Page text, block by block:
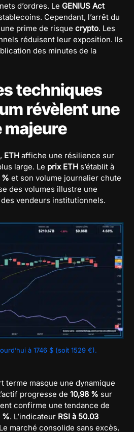
d’ordres. Le GENIUS Act
Cependant, l’arrêt du
prime de risque crypto. Les
réduisent leur exposition. Ils
des minutes de la
techniques
révèlent une
majeure
ETH affiche une résilience sur
large. Le prix ETH s’établit à
% et son volume journalier chute
des volumes illustre une
vendeurs institutionnels.
à 1746 $ (soit 1529 €).
terme masque une dynamique
progresse de 10,98 % sur
confirme une tendance de
%. L’indicateur RSI à 50.03
marché consolide sans excès,